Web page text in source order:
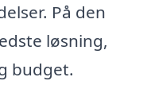
På den
løsning,
budget.